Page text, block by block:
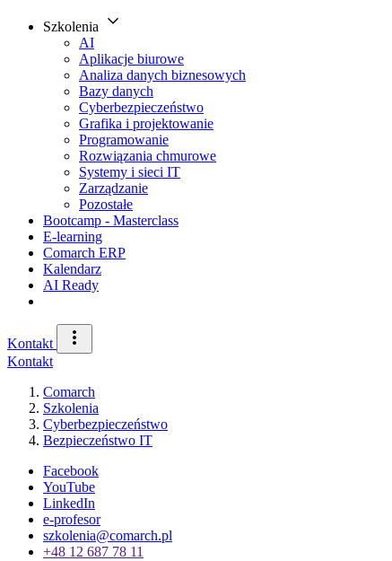
Szkolenia
AI
Aplikacje biurowe
Analiza danych biznesowych
Bazy danych
Cyberbezpieczeństwo
Grafika i projektowanie
Programowanie
Rozwiązania chmurowe
Systemy i sieci IT
Zarządzanie
Pozostałe
Bootcamp - Masterclass
E-learning
Comarch ERP
Kalendarz
AI Ready
Kontakt
Kontakt
Comarch
Szkolenia
Cyberbezpieczeństwo
Bezpieczeństwo IT
Facebook
YouTube
LinkedIn
e-profesor
szkolenia@comarch.pl
+48 12 687 78 11